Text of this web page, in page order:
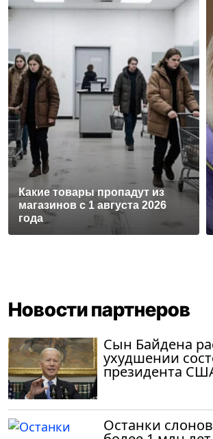
Какие товары пропадут из
магазинов с 1 августа 2026
года
Новости партнеров
Сын Байдена
ухудшении
президента
Останки